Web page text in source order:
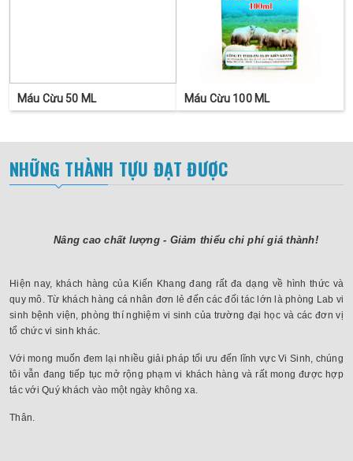
Máu Cừu 50 ML Máu Cừu 100 ML
NHỮNG THÀNH TỰU ĐẠT ĐƯỢC
Nâng cao chất lượng - Giảm thiểu chi phí giá thành!
Hiện nay, khách hàng của Kiến Khang đang rất đa dạng về hình thức và
quy mô. Từ khách hàng cá nhân đơn lẻ đến các đối tác lớn là phòng Lab vi
sinh bệnh viện, phòng thí nghiệm vi sinh của trường đại học và các đơn vị
tổ chức vi sinh khác.
Với mong muốn đem lại nhiều giải pháp tối ưu đến lĩnh vực Vi Sinh, chúng
tôi vẫn đang tiếp tục mở rộng phạm vi khách hàng và rất mong được hợp
tác với Quý khách vào một ngày không xa.
Thân.